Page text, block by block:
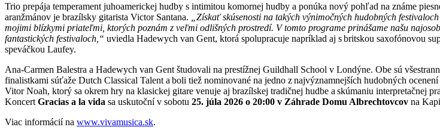
Trio prepája temperament juhoamerickej hudby s intimitou komornej hudby a ponúka nový pohľad na známe
aranžmánov je brazílsky gitarista Victor Santana.
„Získať skúsenosti na takých výnimočných hudobných
mojimi blízkymi priateľmi, ktorých poznám z veľmi odlišných prostredí. V tomto programe prinášame našu
fantastických festivaloch,“ uviedla Hadewych van Gent, ktorá spolupracuje napríklad aj s britskou saxofónovou
speváčkou Laufey.
Ana-Carmen Balestra a Hadewych van Gent študovali na prestížnej Guildhall School v Londýne. Obe sú
finalistkami súťaže Dutch Classical Talent a boli tiež nominované na jedno z najvýznamnejších hudobných
Vitor Noah, ktorý sa okrem hry na klasickej gitare venuje aj brazílskej tradičnej hudbe a skúmaniu interpretačnej
Koncert Gracias a la vida sa uskutoční v sobotu 25. júla 2026 o 20:00 v Záhrade Domu Albrechtovcov na
Viac informácií na www.vivamusica.sk.